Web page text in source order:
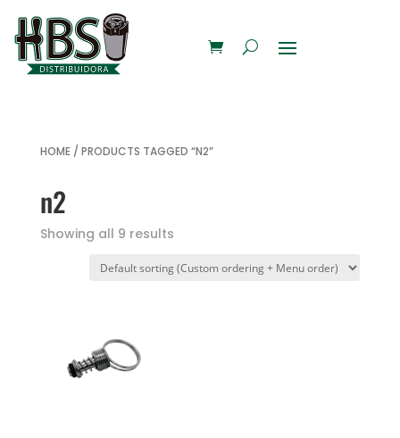
HOME/ PRODUCTS TAGGED “N2”
n2
Showing all 9 results